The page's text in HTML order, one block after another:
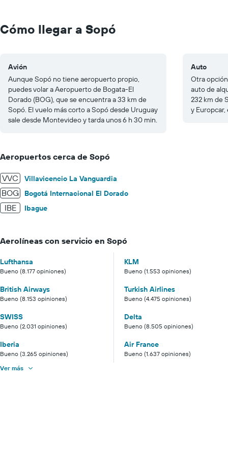
to
125.
Cómo llegar a Sopó
Avión
Aunque Sopó no tiene aeropuerto propio,
puedes volar a Aeropuerto de Bogata-El
Dorado (BOG), que se encuentra a 33 km de
Sopó. El vuelo más corto a Sopó desde Uruguay
sale desde Montevideo y tarda unos 6 h 30 min.
Auto
Otra
auto de
232 km de
y
Aeropuertos cerca de Sopó
VVC Villavicencio La Vanguardia
BOG Bogotá Internacional El Dorado
IBE Ibague
Aerolíneas con servicio en Sopó
Lufthansa
Bueno (8.177 opiniones)
KLM
Bueno (1.553 opiniones)
British Airways
Bueno (8.153 opiniones)
Turkish Airlines
Bueno (4.475 opiniones)
SWISS
Bueno (2.031 opiniones)
Delta
Bueno (8.505 opiniones)
Iberia
Bueno (3.265 opiniones)
Air France
Bueno (1.637 opiniones)
Ver más